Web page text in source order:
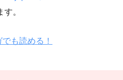
。
も読める！